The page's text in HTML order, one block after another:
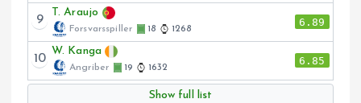
9
T. Araujo
Forsvarsspiller 18 1268
6.89
10
W. Kanga
Angriber 19 1632
6.85
Show full list